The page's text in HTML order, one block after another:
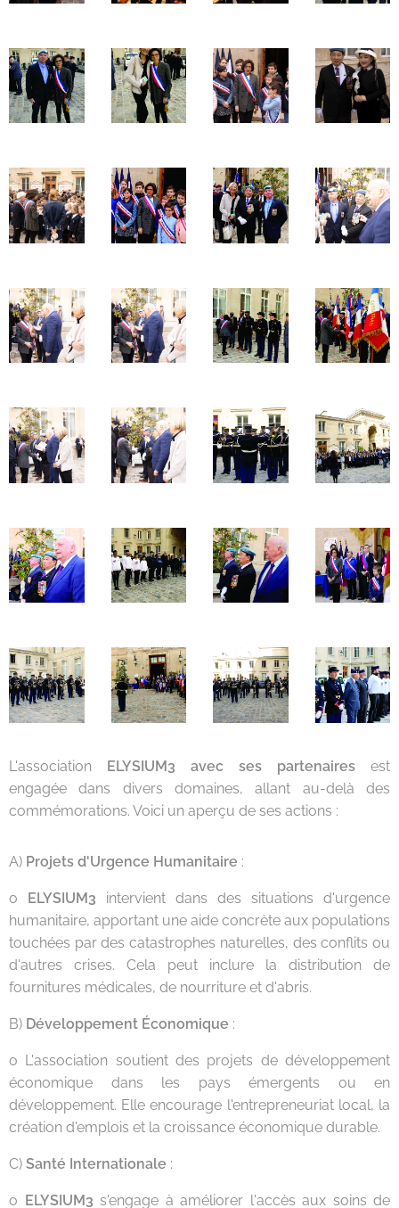
L'association ELYSIUM3 avec ses partenaires est
engagée dans divers domaines, allant au-delà des
commémorations. Voici un aperçu de ses actions :
A) Projets d'Urgence Humanitaire :
o ELYSIUM3 intervient dans des situations d'urgence
humanitaire, apportant une aide concrète aux populations
touchées par des catastrophes naturelles, des conflits ou
d'autres crises. Cela peut inclure la distribution de
fournitures médicales, de nourriture et d'abris.
B) Développement Économique :
o L'association soutient des projets de développement
économique dans les pays émergents ou en
développement. Elle encourage l'entrepreneuriat local, la
création d'emplois et la croissance économique durable.
C) Santé Internationale :
o ELYSIUM3 s'engage à améliorer l'accès aux soins de